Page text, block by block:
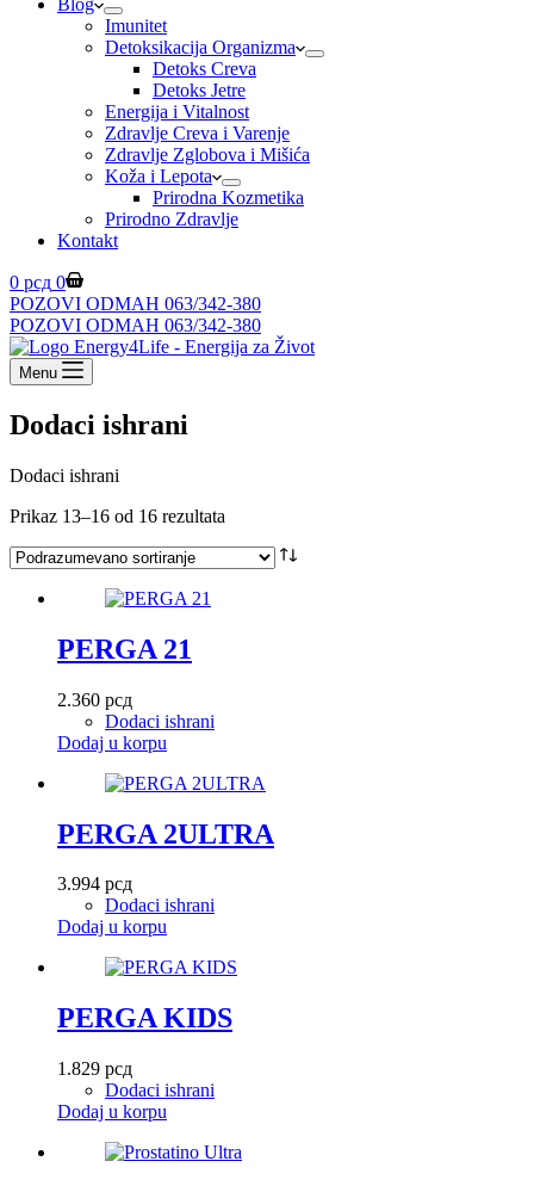
Blog
Imunitet
Detoksikacija Organizma
Detoks Creva
Detoks Jetre
Energija i Vitalnost
Zdravlje Creva i Varenje
Zdravlje Zglobova i Mišića
Koža i Lepota
Prirodna Kozmetika
Prirodno Zdravlje
Kontakt
Shopping
cart
0 рсд 0
POZOVI ODMAH 063/342-380
POZOVI ODMAH 063/342-380
Menu
Dodaci ishrani
Dodaci ishrani
Prikaz 13–16 od 16 rezultata
PERGA 21
2.360 рсд
Dodaci ishrani
Dodaj u korpu
PERGA 2ULTRA
3.994 рсд
Dodaci ishrani
Dodaj u korpu
PERGA KIDS
1.829 рсд
Dodaci ishrani
Dodaj u korpu